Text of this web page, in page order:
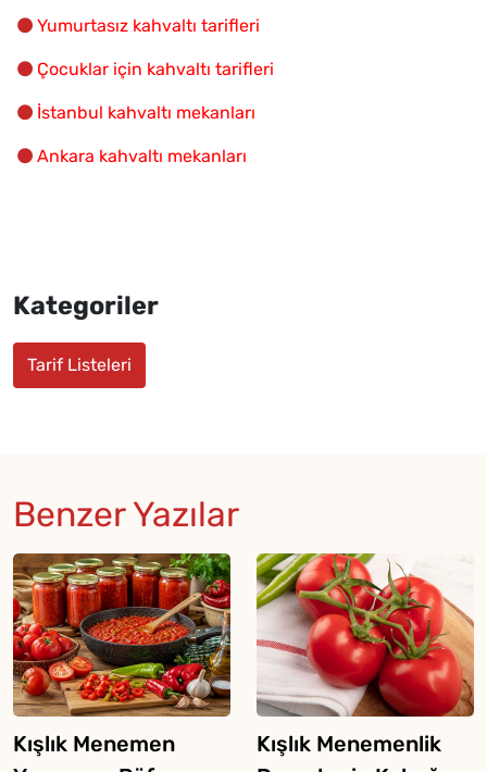
Yumurtasız kahvaltı tarifleri
Çocuklar için kahvaltı tarifleri
İstanbul kahvaltı mekanları
Ankara kahvaltı mekanları
Kategoriler
Tarif Listeleri
Benzer Yazılar
Kışlık Menemen
Kışlık Menemenlik